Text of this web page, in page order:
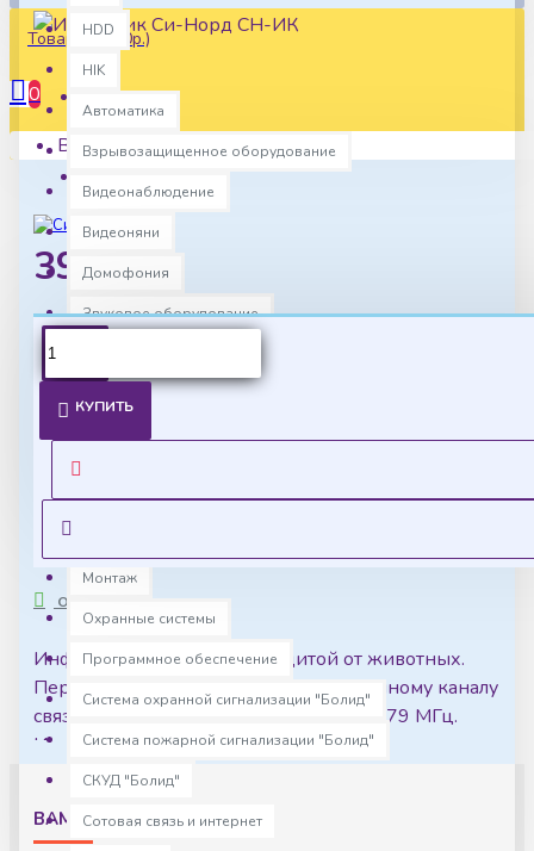
HDD
HIK
Автоматика
Взрывозащищенное оборудование
Видеонаблюдение
Видеоняни
Домофония
Звуковое оборудование
Комплекс устройств для взрывоопасных зон "Болид"
Компьютеры с установленным программным
Контроль доступа
Монтаж
Охранные системы
Программное обеспечение
Система охранной сигнализации "Болид"
Система пожарной сигнализации "Болид"
СКУД "Болид"
Сотовая связь и интернет
Товаров: 0 (0р.)
0
Ваша корзина пуста!
3990р.
Наличие:
В наличии
КУПИТЬ
Ценовая политика
Уточнить цены на опт можно у менеджера
ОПИСАНИЕ
Инфракрасный датчик с защитой от животных.
Передает сообщения по двунаправленному каналу
связи в диапазоне частот 433,05—434,79 МГц.
Имеет резервный источник питания.
ВАМ МОЖЕТ ПОНРАВИТСЯ